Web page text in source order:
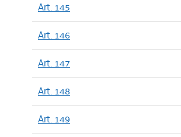
Art. 145
Art. 146
Art. 147
Art. 148
Art. 149